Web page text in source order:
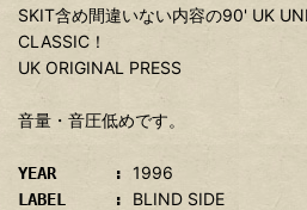
SKIT含め間違いない内容の90' UK
CLASSIC！
UK ORIGINAL PRESS
音量・音圧低めです。
YEAR : 1996
LABEL : BLIND SIDE